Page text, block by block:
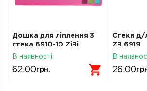
Дошка для ліплення 3
стека 6910-10 ZiBi
рожева
В наявності
62.00грн.
Стеки д/
ZB.6919
В
26.00